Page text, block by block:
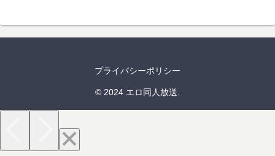
プライバシーポリシー
© 2024 エロ同人放送.